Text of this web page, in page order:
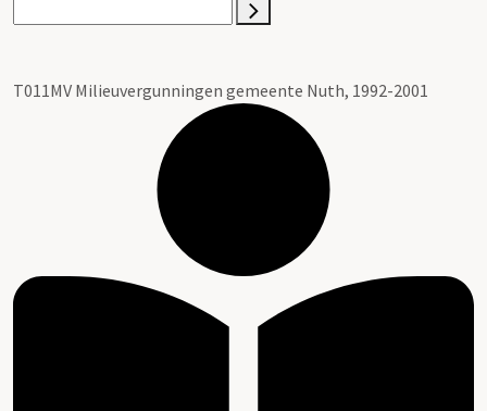
T011MV Milieuvergunningen gemeente Nuth, 1992-2001